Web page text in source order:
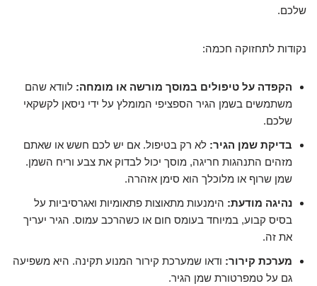
שלכם.
נקודות לתחזוקה חכמה:
הקפדה על טיפולים במוסך מורשה או מומחה: לוודא שהם
משתמשים בשמן הגיר הספציפי המומלץ על ידי ניסאן לקשקאי
שלכם.
בדיקת שמן הגיר: לא רק בטיפול. אם יש לכם חשש או שאתם
מזהים התנהגות חריגה, מוסך יכול לבדוק את צבע וריח השמן.
שמן שרוף או מלוכלך הוא סימן אזהרה.
נהיגה מודעת: הימנעות מתאוצות פתאומיות ואגרסיביות על
בסיס קבוע, במיוחד בעומס חום או כשהרכב עמוס. הגיר יעריך
את זה.
מערכת קירור: ודאו שמערכת קירור המנוע תקינה. היא משפיעה
גם על טמפרטורת שמן הגיר.